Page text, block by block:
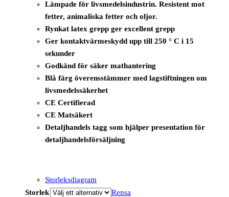
Lämpade för livsmedelsindustrin. Resistent mot
fetter, animaliska fetter och oljor.
Rynkat latex grepp ger excellent grepp
Ger kontaktvärmeskydd upp till 250 ° C i 15
sekunder
Godkänd för säker mathantering
Blå färg överensstämmer med lagstiftningen om
livsmedelssäkerhet
CE Certifierad
CE Matsäkert
Detaljhandels tagg som hjälper presentation för
detaljhandelsförsäljning
Storleksdiagram
Storlek
Rensa